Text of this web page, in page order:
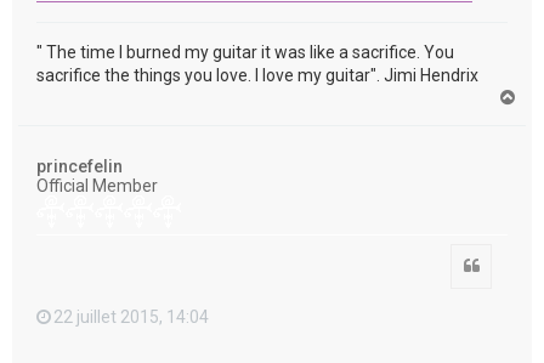
" The time I burned my guitar it was like a sacrifice. You
sacrifice the things you love. I love my guitar". Jimi Hendrix
princefelin
Official Member
22 juillet 2015, 14:04